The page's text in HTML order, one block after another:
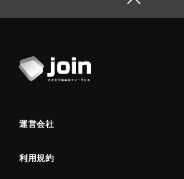
運営会社
利用規約